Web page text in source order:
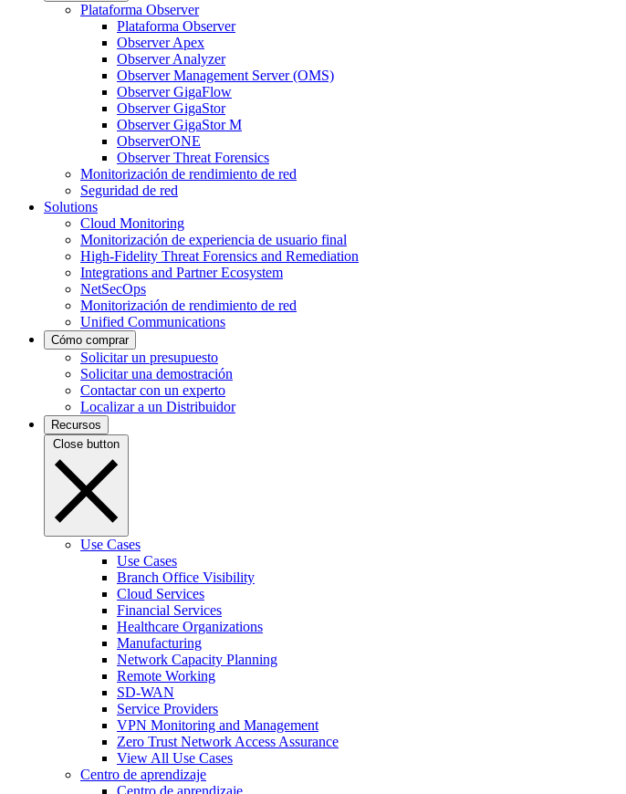
Plataforma Observer
Plataforma Observer
Observer Apex
Observer Analyzer
Observer Management Server (OMS)
Observer GigaFlow
Observer GigaStor
Observer GigaStor M
ObserverONE
Observer Threat Forensics
Monitorización de rendimiento de red
Seguridad de red
Solutions
Cloud Monitoring
Monitorización de experiencia de usuario final
High-Fidelity Threat Forensics and Remediation
Integrations and Partner Ecosystem
NetSecOps
Monitorización de rendimiento de red
Unified Communications
Cómo comprar
Solicitar un presupuesto
Solicitar una demostración
Contactar con un experto
Localizar a un Distribuidor
Recursos
Close button
Use Cases
Use Cases
Branch Office Visibility
Cloud Services
Financial Services
Healthcare Organizations
Manufacturing
Network Capacity Planning
Remote Working
SD-WAN
Service Providers
VPN Monitoring and Management
Zero Trust Network Access Assurance
View All Use Cases
Centro de aprendizaje
Centro de aprendizaje